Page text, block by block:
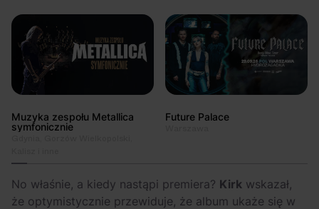
Muzyka zespołu Metallica
symfonicznie
Future Palace
No właśnie, a kiedy nastąpi premiera? Kirk wskazał,
że optymistycznie przewiduje, że album ukaże się w